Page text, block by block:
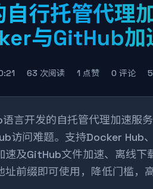
自行托管代理
与GitHub加
63 次阅读 1 点赞 0 评论
言开发的自托管代理加速服
访问难题。支持Docker Hub
速及GitHub文件加速、离线下
址前缀即可使用，降低门槛，